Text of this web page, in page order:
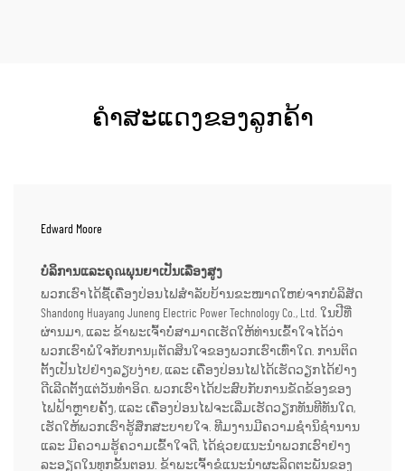
ຄຳສະແດງຂອງລູກຄ້າ
Edward Moore
ບໍລິການແລະຄຸณພຸນຍາເປັນເລື່ອງສູງ
ພວກເຮົາໄດ້ຊື້ເຄື່ອງປ່ອນໄຟສຳລັບບ້ານຂະໜາດໃຫຍ່ຈາກບໍລິສັດ
Shandong Huayang Juneng Electric Power Technology Co., Ltd. ໃນປີທີ່
ຜ່ານມາ, ແລະ ຂ້າພະເຈົ້າບໍ່ສາມາດເຮັດໃຫ້ທ່ານເຂົ້າໃຈໄດ້ວ່າ
ພວກເຮົາພໍໃຈກັບການμຕັດສິນໃຈຂອງພວກເຮົາເທົ່າໃດ. ການຕິດ
ຕັ້ງເປັນໄປຢ່າງລຽບງ່າຍ, ແລະ ເຄື່ອງປ່ອນໄຟໄດ້ເຮັດວຽກໄດ້ຢ່າງ
ດີເລີດຕັ້ງແຕ່ວັນທຳອິດ. ພວກເຮົາໄດ້ປະສົບກັບການຂັດຂ້ອງຂອງ
ໄຟຟ້າຫຼາຍຄັ້ງ, ແລະ ເຄື່ອງປ່ອນໄຟຈະເລີ່ມເຮັດວຽກທັນທີທັນໃດ,
ເຮັດໃຫ້ພວກເຮົາຮູ້ສຶກສະບາຍໃຈ. ທີມງານມີຄວາມຊຳນິຊຳນານ
ແລະ ມີຄວາມຮູ້ຄວາມເຂົ້າໃຈດີ, ໄດ້ຊ່ວຍແນະນຳພວກເຮົາຢ່າງ
ລະອຽດໃນທຸກຂັ້ນຕອນ. ຂ້າພະເຈົ້າຂໍແນະນຳຜະລິດຕະພັນຂອງ